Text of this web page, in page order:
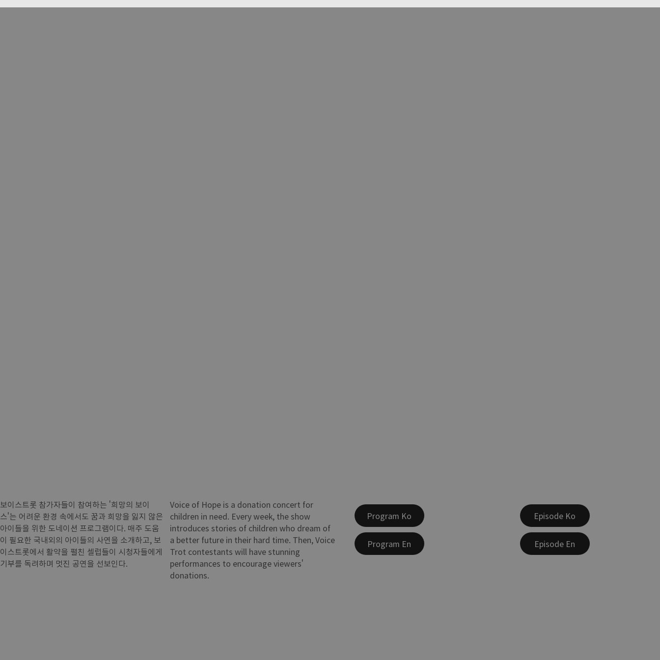
보이스트롯 참가자들이 참여하는 '희망의 보이
스'는 어려운 환경 속에서도 꿈과 희망을 잃지 않은
아이들을 위한 도네이션 프로그램이다. 매주 도움
이 필요한 국내외의 아이들의 사연을 소개하고, 보
이스트롯에서 활약을 펼친 셀럽들이 시청자들에게
기부를 독려하며 멋진 공연을 선보인다.
Voice of Hope is a donation concert for
children in need. Every week, the show
introduces stories of children who dream of
a better future in their hard time. Then, Voice
Trot contestants will have stunning
performances to encourage viewers'
donations.
Program Ko
Program En
Episode Ko
Episode En